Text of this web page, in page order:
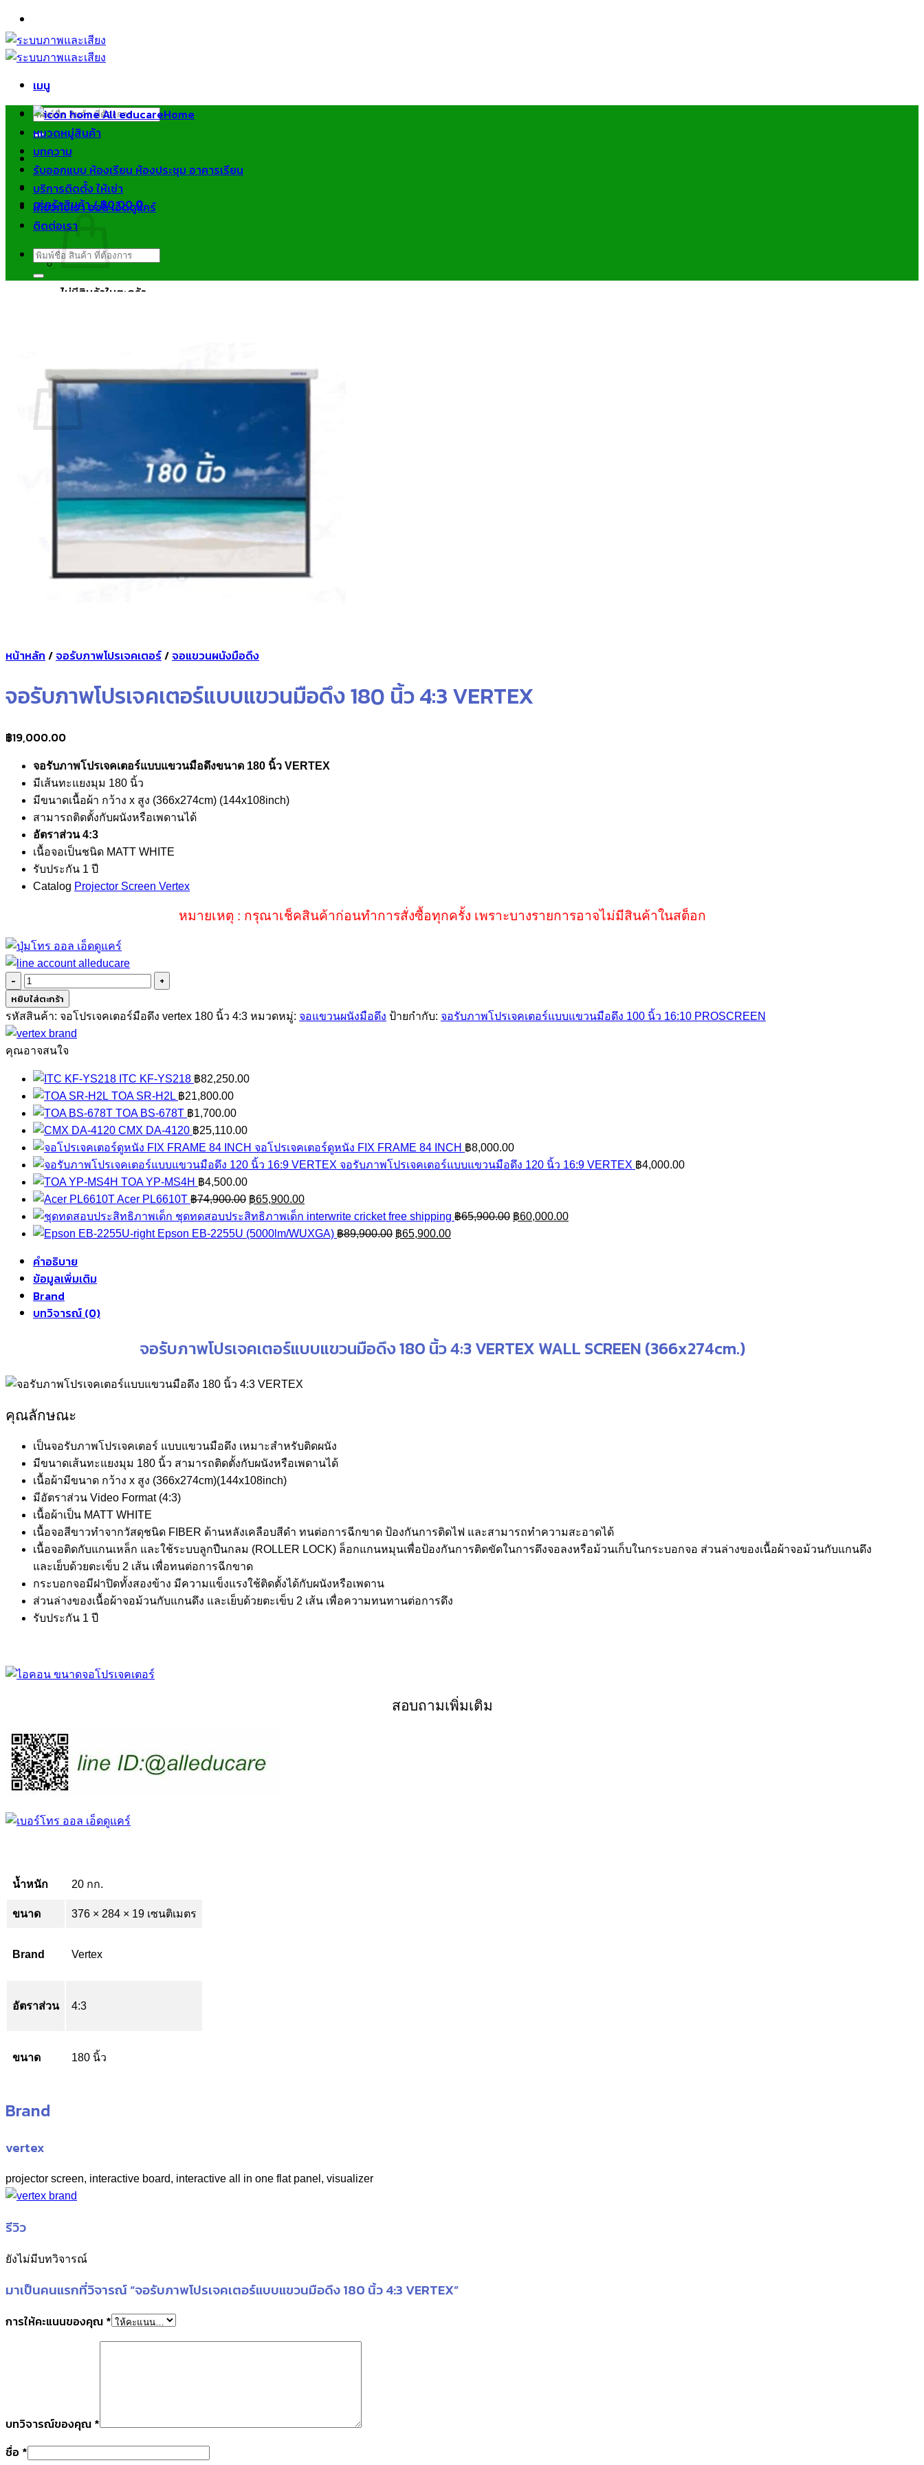
ข้าม
ไป
ยัง
เมนู
ค้นหา:
ตะกร้าสินค้า /฿0.000
ไม่มีสินค้าในตะกร้า
ตะกร้าสินค้า
ไม่มีสินค้าในตะกร้า
กลับสู่หน้าร้านค้า
Home
หมวดหมู่สินค้า
บทความ
รับออกแบบ ห้องเรียน ห้องประชุม อาคารเรียน
บริการติดตั้ง ให้เช่า
เกี่ยวกับเรา ออล เอ็ดดูแคร์
ติดต่อเรา
ค้นหา:
หน้าหลัก / จอรับภาพโปรเจคเตอร์/ จอแขวนผนังมือดึง
จอรับภาพโปรเจคเตอร์แบบแขวนมือดึง 180 นิ้ว 4:3 VERTEX
฿19,000.00
จอรับภาพโปรเจคเตอร์แบบแขวนมือดึงขนาด 180 นิ้ว VERTEX
มีเส้นทะแยงมุม 180 นิ้ว
มีขนาดเนื้อผ้า กว้าง x สูง (366x274cm) (144x108inch)
สามารถติดตั้งกับผนังหรือเพดานได้
อัตราส่วน 4:3
เนื้อจอเป็นชนิด MATT WHITE
รับประกัน 1 ปี
Catalog Projector Screen Vertex
หมายเหตุ : กรุณาเช็คสินค้าก่อนทำการสั่งซื้อทุกครั้ง เพราะบางรายการอาจไม่มีสินค้าในสต็อก
จำนวน
จอ
รับ
ภาพ
โปรเจคเตอร์
แขวน
มือ
ดึง
180
นิ้ว
4:3
VERTEX
ชิ้น
หยิบใส่ตะกร้า
รหัสสินค้า: จอโปรเจคเตอร์มือดึง vertex 180 นิ้ว 4:3 หมวดหมู่: จอแขวนผนังมือดึง ป้ายกำกับ: จอรับภาพโปรเจคเตอร์แบบแขวนมือดึง 100 นิ้ว 16:10 PROSCREEN
คุณอาจสนใจ
ITC KF-YS218 ฿82,250.00
TOA SR-H2L ฿21,800.00
TOA BS-678T ฿1,700.00
CMX DA-4120 ฿25,110.00
จอโปรเจคเตอร์ดูหนัง FIX FRAME 84 INCH ฿8,000.00
จอรับภาพโปรเจคเตอร์แบบแขวนมือดึง 120 นิ้ว 16:9 VERTEX ฿4,000.00
TOA YP-MS4H ฿4,500.00
Acer PL6610T ฿74,900.00 Original
price
was:
฿65,900.00Current
price
is:
ชุดทดสอบประสิทธิภาพเด็ก interwrite cricket free shipping ฿65,900.00 Original
฿60,000.00Current
Epson EB-2255U (5000lm/WUXGA) ฿89,900.00 Original
฿65,900.00Current
คำอธิบาย
ข้อมูลเพิ่มเติม
Brand
บทวิจารณ์ (0)
จอรับภาพโปรเจคเตอร์แบบแขวนมือดึง 180 นิ้ว 4:3 VERTEX WALL SCREEN (366x274cm.)
คุณลักษณะ
เป็นจอรับภาพโปรเจคเตอร์ แบบแขวนมือดึง เหมาะสำหรับติดผนัง
มีขนาดเส้นทะแยงมุม 180 นิ้ว สามารถติดตั้งกับผนังหรือเพดานได้
เนื้อผ้ามีขนาด กว้าง x สูง (366x274cm)(144x108inch)
มีอัตราส่วน Video Format (4:3)
เนื้อผ้าเป็น MATT WHITE
เนื้อจอสีขาวทำจากวัสดุชนิด FIBER ด้านหลังเคลือบสีดำ ทนต่อการฉีกขาด ป้องกันการติดไฟ และสามารถทำความสะอาดได้
เนื้อจอติดกับแกนเหล็ก และใช้ระบบลูกปืนกลม (ROLLER LOCK) ล็อกแกนหมุนเพื่อป้องกันการติดขัดในการดึงจอลงหรือม้วนเก็บในกระบอกจอ ส่วนล่างของเนื้อผ้าจอม้วนกับแกนดึง
และเย็บด้วยตะเข็บ 2 เส้น เพื่อทนต่อการฉีกขาด
กระบอกจอมีฝาปิดทั้งสองข้าง มีความแข็งแรงใช้ติดตั้งได้กับผนังหรือเพดาน
ส่วนล่างของเนื้อผ้าจอม้วนกับแกนดึง และเย็บด้วยตะเข็บ 2 เส้น เพื่อความทนทานต่อการดึง
รับประกัน 1 ปี
สอบถามเพิ่มเติม
น้ำหนัก 20 กก.
ขนาด 376 × 284 × 19 เซนติเมตร
Brand Vertex
อัตราส่วน 4:3
ขนาด 180 นิ้ว
Brand
vertex
projector screen, interactive board, interactive all in one flat panel, visualizer
รีวิว
ยังไม่มีบทวิจารณ์
มาเป็นคนแรกที่วิจารณ์ “จอรับภาพโปรเจคเตอร์แบบแขวนมือดึง 180 นิ้ว 4:3 VERTEX”
การให้คะแนนของคุณ *
บทวิจารณ์ของคุณ *
ชื่อ *